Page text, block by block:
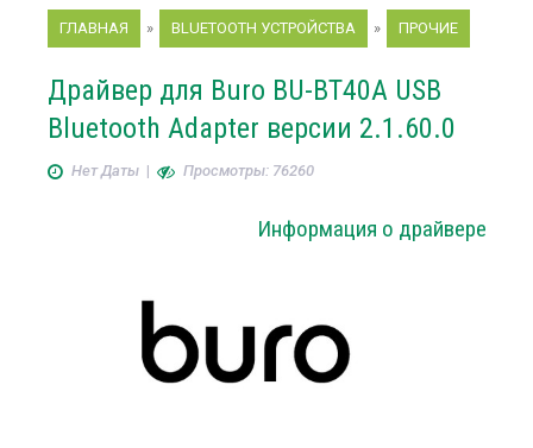
ГЛАВНАЯ » BLUETOOTH УСТРОЙСТВА » ПРОЧИЕ
Драйвер для Buro BU-BT40A USB
Bluetooth Adapter версии 2.1.60.0
Нет Даты| Просмотры: 76260
Информация о драйвере